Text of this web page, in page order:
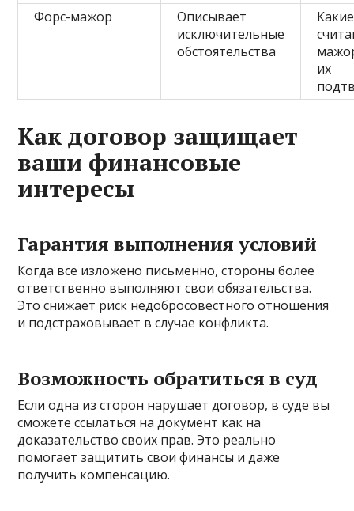
Форс-мажор
Описывает
исключительные
обстоятельства
их
Как договор защищает
ваши финансовые
интересы
Гарантия выполнения условий
Когда все изложено письменно, стороны более
ответственно выполняют свои обязательства.
Это снижает риск недобросовестного отношения
и подстраховывает в случае конфликта.
Возможность обратиться в суд
Если одна из сторон нарушает договор, в суде вы
сможете ссылаться на документ как на
доказательство своих прав. Это реально
помогает защитить свои финансы и даже
получить компенсацию.